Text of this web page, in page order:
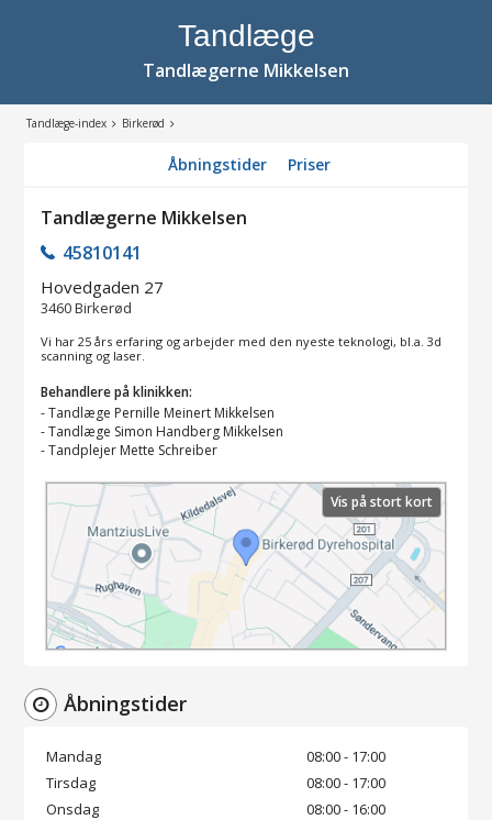
Tandlæge
Tandlægerne Mikkelsen
Tandlæge-index Birkerød
Åbningstider Priser
Tandlægerne Mikkelsen
45810141
Hovedgaden 27
3460Birkerød
Vi har 25 års erfaring og arbejder med den nyeste teknologi, bl.a. 3d
scanning og laser.
Behandlere på klinikken:
-Tandlæge Pernille Meinert Mikkelsen
-Tandlæge Simon Handberg Mikkelsen
-Tandplejer Mette Schreiber
Vis på stort kort
Åbningstider
Mandag
08:00 - 17:00
Tirsdag
08:00 - 17:00
Onsdag
08:00 - 16:00